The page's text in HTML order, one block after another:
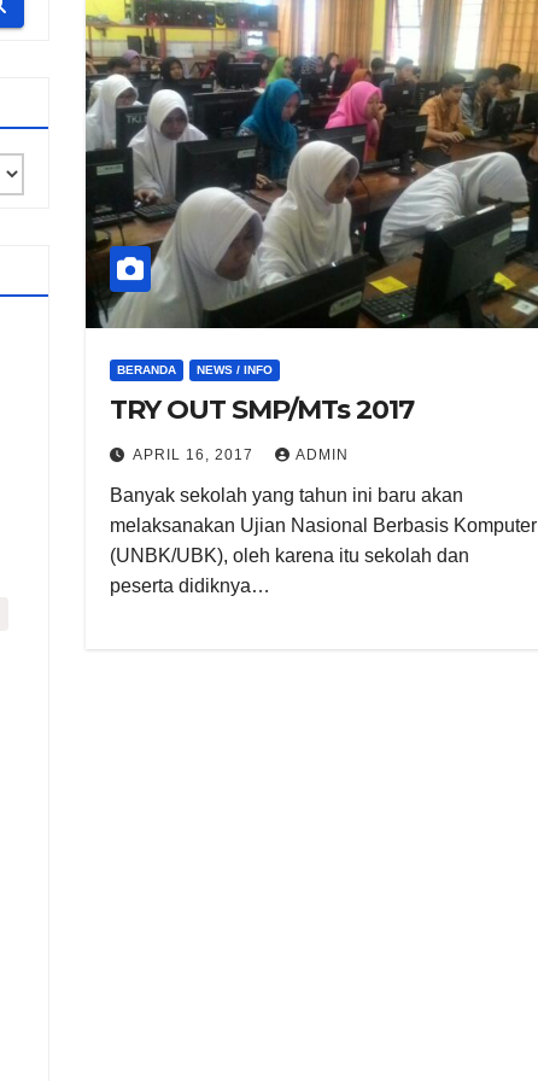
BERANDA NEWS / INFO
TRY OUT SMP/MTs 2017
APRIL 16, 2017 ADMIN
Banyak sekolah yang tahun ini baru akan
melaksanakan Ujian Nasional Berbasis Komputer
(UNBK/UBK), oleh karena itu sekolah dan
peserta didiknya…